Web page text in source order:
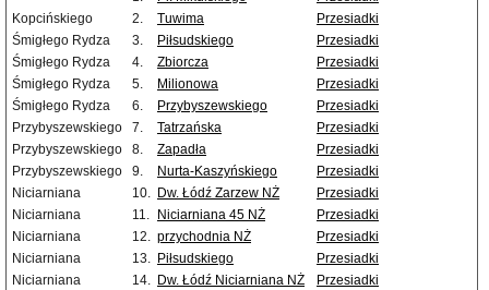
Kopcińskiego
2. Tuwima
Przesiadki
Śmigłego Rydza
3. Piłsudskiego
Przesiadki
Śmigłego Rydza
4. Zbiorcza
Przesiadki
Śmigłego Rydza
5. Milionowa
Przesiadki
Śmigłego Rydza
6. Przybyszewskiego
Przesiadki
Przybyszewskiego
7. Tatrzańska
Przesiadki
Przybyszewskiego
8. Zapadła
Przesiadki
Przybyszewskiego
9. Nurta-Kaszyńskiego
Przesiadki
Niciarniana
10. Dw. Łódź Zarzew NŻ
Przesiadki
Niciarniana
11. Niciarniana 45 NŻ
Przesiadki
Niciarniana
12. przychodnia NŻ
Przesiadki
Niciarniana
13. Piłsudskiego
Przesiadki
Niciarniana
14. Dw. Łódź Niciarniana NŻ
Przesiadki